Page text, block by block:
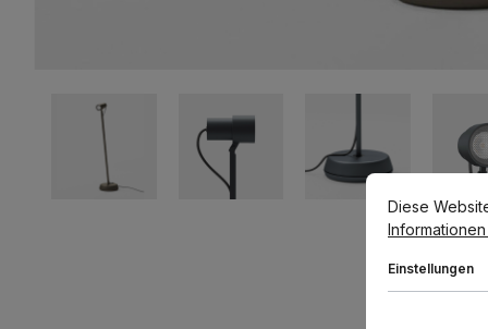
Cookie-
Diese Website
Diese
Informationen
Einstellungen